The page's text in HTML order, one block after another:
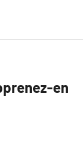
en